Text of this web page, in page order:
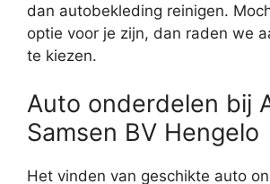
dan autobekleding reinigen.
optie voor je zijn, dan raden we
te kiezen.
Auto onderdelen bij
Samsen BV Hengelo
Het vinden van geschikte auto